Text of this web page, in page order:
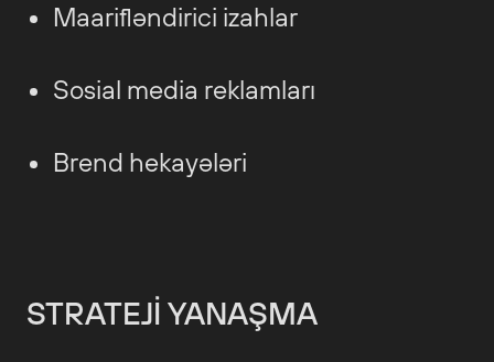
Maarifləndirici izahlar
Sosial media reklamları
Brend hekayələri
STRATEJI YANAŞMA